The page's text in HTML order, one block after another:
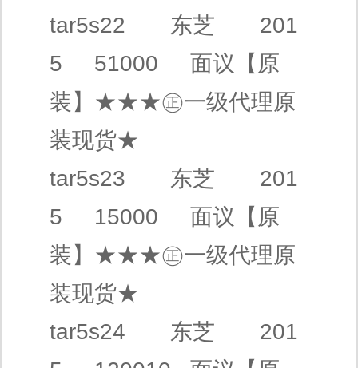
tar5s22 东芝 201
5 51000 面议 【原
装】 ★★★㊣一级代理原
装现货★
tar5s23 东芝 201
5 15000 面议 【原
装】 ★★★㊣一级代理原
装现货★
tar5s24 东芝 201